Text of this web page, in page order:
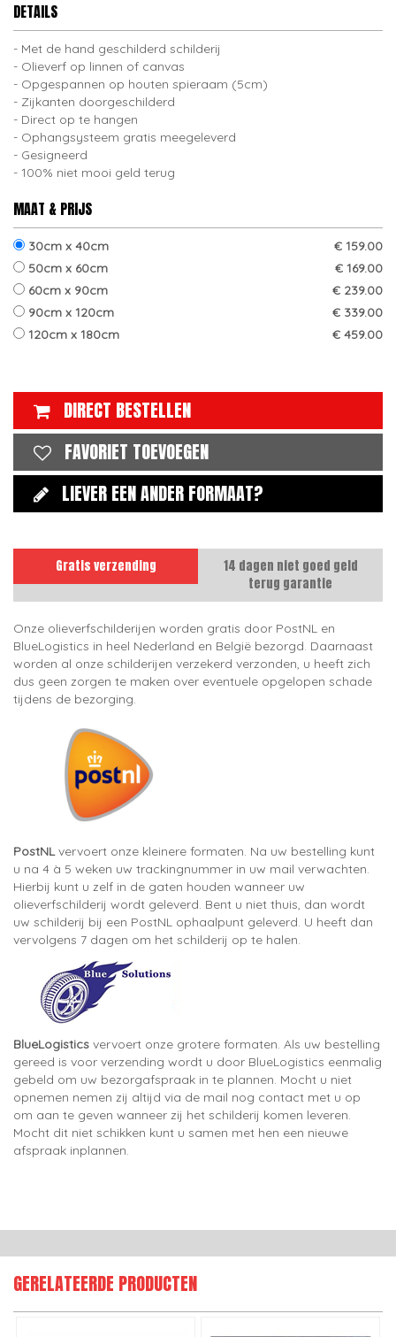
DETAILS
Met de hand geschilderd schilderij
Olieverf op linnen of canvas
Opgespannen op houten spieraam (5cm)
Zijkanten doorgeschilderd
Direct op te hangen
Ophangsysteem gratis meegeleverd
Gesigneerd
100% niet mooi geld terug
MAAT & PRIJS
30cm x 40cm
€ 159.00
50cm x 60cm
€ 169.00
60cm x 90cm
€ 239.00
90cm x 120cm
€ 339.00
120cm x 180cm
€ 459.00
DIRECT BESTELLEN
FAVORIET TOEVOEGEN
LIEVER EEN ANDER FORMAAT?
Gratis verzending
14 dagen niet goed geld
terug garantie
Onze olieverfschilderijen worden gratis door PostNL en
BlueLogistics in heel Nederland en België bezorgd. Daarnaast
worden al onze schilderijen verzekerd verzonden, u heeft zich
dus geen zorgen te maken over eventuele opgelopen schade
tijdens de bezorging.
PostNLvervoert onze kleinere formaten. Na uw bestelling kunt
u na 4 à 5 weken uw trackingnummer in uw mail verwachten.
Hierbij kunt u zelf in de gaten houden wanneer uw
olieverfschilderij wordt geleverd. Bent u niet thuis, dan wordt
uw schilderij bij een PostNL ophaalpunt geleverd. U heeft dan
vervolgens 7 dagen om het schilderij op te halen.
BlueLogistics vervoert onze grotere formaten. Als uw bestelling
gereed is voor verzending wordt u door BlueLogistics eenmalig
gebeld om uw bezorgafspraak in te plannen. Mocht u niet
opnemen nemen zij altijd via de mail nog contact met u op
om aan te geven wanneer zij het schilderij komen leveren.
Mocht dit niet schikken kunt u samen met hen een nieuwe
afspraak inplannen.
GERELATEERDE PRODUCTEN